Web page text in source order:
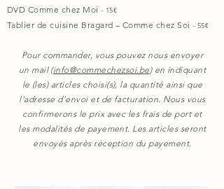
DVD Comme chez Moi- 15€
Tablier de cuisine Bragard – Comme chez Soi- 55€
Pour commander, vous pouvez nous envoyer
un mail (info@commechezsoi.be) en indiquant
le (les) articles choisi(s), la quantité ainsi que
l'adresse d'envoi et de facturation. Nous vous
confirmerons le prix avec les frais de port et
les modalités de payement. Les articles seront
envoyés après réception du payement.